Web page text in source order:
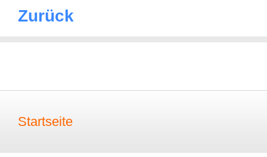
Zurück
Startseite